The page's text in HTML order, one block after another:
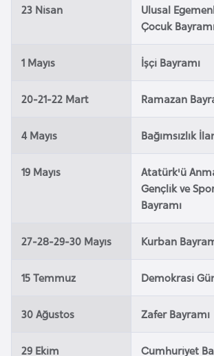
23 Nisan
Ulusal
Çocuk
1 Mayıs İşçi Bayramı
20-21-22 Mart Ramazan
4 Mayıs Bağımsızlık
19 Mayıs
Atatürk'ü
Gençlik ve
Bayramı
27-28-29-30 Mayıs Kurban
15 Temmuz Demokrasi
30 Ağustos Zafer Bayramı
29 Ekim Cumhuriyet
B
a
u
B
i
a
B
n